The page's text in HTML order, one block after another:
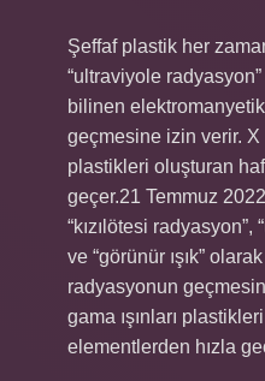
Şeffaf plastik her
“ultraviyole radyasyon”
bilinen
geçmesine izin verir. X
plastikleri oluşturan
geçer.21 Temmuz
“kızılötesi
ve “görünür ışık”
radyasyonun
gama ışınları
elementlerden hızla